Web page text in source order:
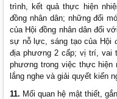
trình, kết quả thực hiện
đồng nhân dân; những đổi
của Hội đồng nhân dân đối
sự nỗ lực, sáng tạo của Hội
địa phương 2 cấp; vị trí, vai
phương trong việc thực hiện
lắng nghe và giải quyết kiến
11. Mối quan hệ mật thiết,